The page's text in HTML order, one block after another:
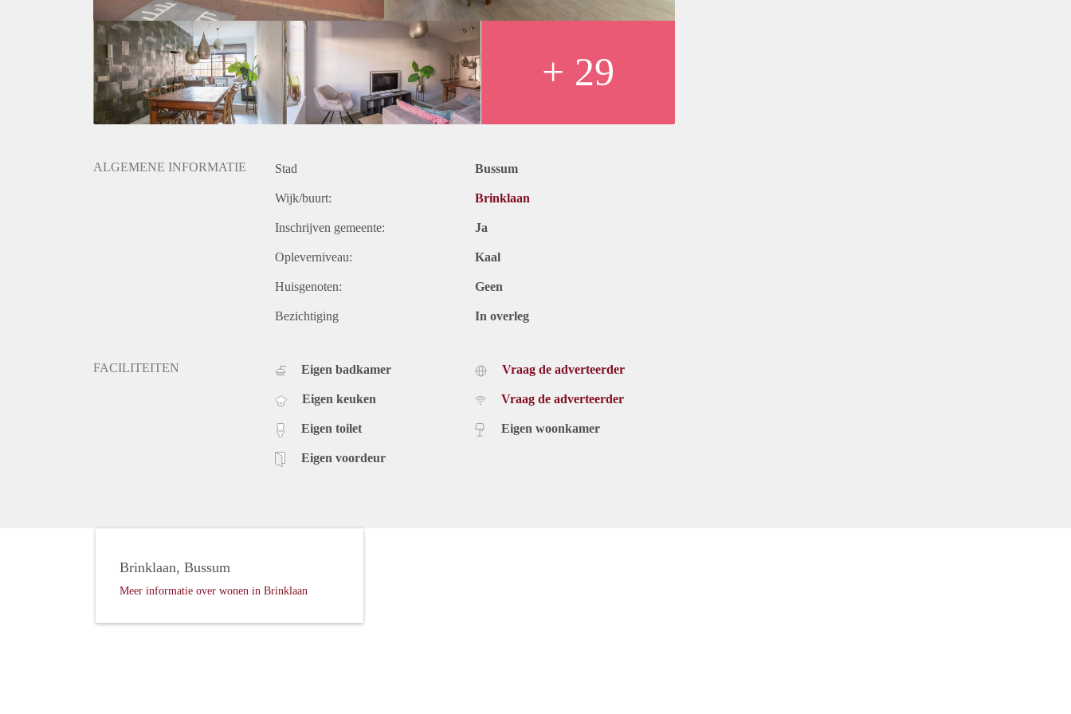
keukenapparatuur
+ 29
ALGEMENE INFORMATIE Stad Bussum
Wijk/buurt: Brinklaan
Inschrijven gemeente: Ja
Opleverniveau: Kaal
Huisgenoten: Geen
Bezichtiging In overleg
FACILITEITEN Eigen badkamer
Eigen keuken
Eigen toilet
Eigen voordeur
Vraag de adverteerder
Vraag de adverteerder
Eigen woonkamer
Brinklaan, Bussum
Meer informatie over wonen in Brinklaan